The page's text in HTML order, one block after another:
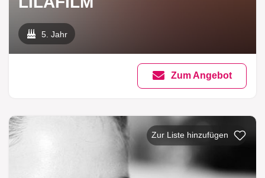
5. Jahr
Zum Angebot
Zur Liste hinzufügen